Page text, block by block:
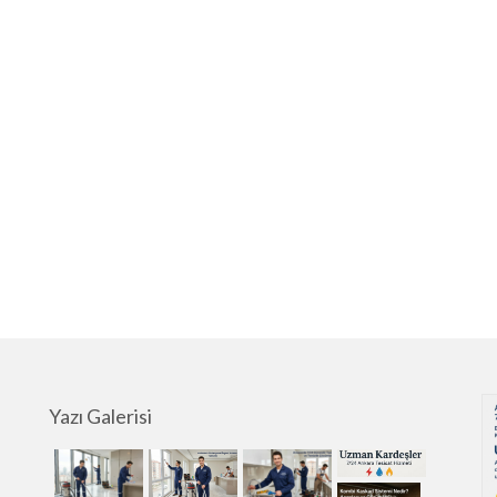
Yazı Galerisi